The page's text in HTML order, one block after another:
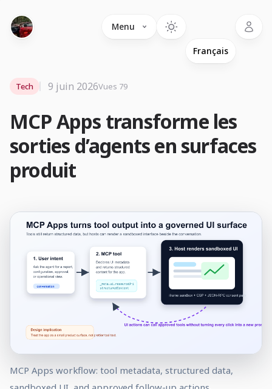
Menu
MCP Apps transforme les
sorties d’agents en surfaces
produit
Tech 9 juin 2026Vues 79
MCP Apps workflow: tool metadata, structured data,